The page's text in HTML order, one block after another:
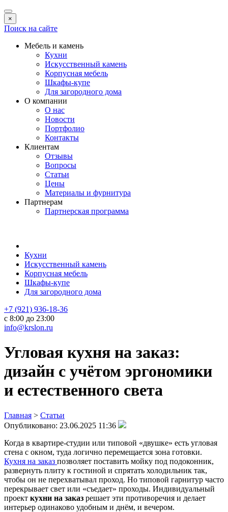
×
Поиск на сайте
Мебель и камень
Кухни
Искусственный камень
Корпусная мебель
Шкафы-купе
Для загородного дома
О компании
О нас
Новости
Портфолио
Контакты
Клиентам
Отзывы
Вопросы
Статьи
Цены
Материалы и фурнитура
Партнерам
Партнерская программа
Кухни
Искусственный камень
Корпусная мебель
Шкафы-купе
Для загородного дома
+7 (921) 936-18-36
с 8:00 до 23:00
info@krslon.ru
Угловая кухня на заказ:
дизайн с учётом эргономики
и естественного света
Главная > Статьи
Опубликовано: 23.06.2025 11:36
Когда в квартире-студии или типовой «двушке» есть угловая
стена с окном, туда логично перемещается зона готовки.
Кухня на заказ позволяет поставить мойку под подоконник,
развернуть плиту к гостиной и спрятать холодильник так,
чтобы он не перехватывал проход. Но типовой гарнитур часто
перекрывает свет или «съедает» проходы. Индивидуальный
проект кухни на заказ решает эти противоречия и делает
интерьер одинаково удобным и днём, и вечером.